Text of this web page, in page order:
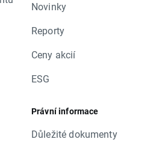
Novinky
Reporty
Ceny akcií
ESG
Právní informace
Důležité dokumenty